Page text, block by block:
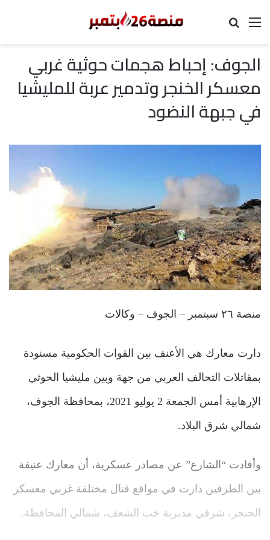
القائمة
الجوف: إحباط هجمات حوثية غربي
معسكر الخنجر وتدمير عربة للمليشيا
في جبهة النضود
منصة ٢٦ سبتمبر – الجوف – وكالات
دارت معارك هي الأعنف بين القوات الحكومية مسنودة
بمقاتلات التحالف العربي من جهة وبين مليشيا الحوثي
الإرهابية أمس الجمعة 2 يوليو 2021، بمحافظة الجوف،
شمالي شرق البلاد.
وأفادت “الشارع” عن مصادر عسكرية، أن معارك عنيفة
بين الطرفين دارت في مواقع قتال مختلفة غربي معسكر
الخنجر، شرقي مديرية خب الشعف، شمالي المحافظة.